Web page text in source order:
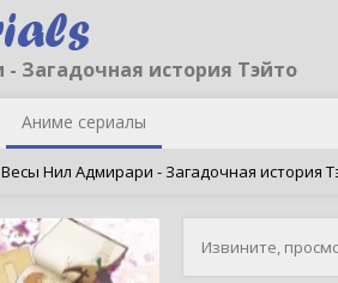
Загадочная история Тэйто
Аниме сериалы
Весы Нил Адмирари - Загадочная история
Извините,